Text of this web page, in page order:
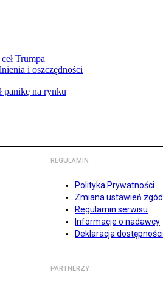
Trumpa
i oszczędności
panikę na rynku
REGULAMIN
Polityka Prywatności
Zmiana ustawień zgód
Regulamin serwisu
Informacje o nadawcy
Deklaracja dostępności
PARTNERZY